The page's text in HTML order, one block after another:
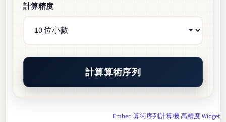
計算精度
計算算術序列
Embed 算術序列計算機 高精度 Widget